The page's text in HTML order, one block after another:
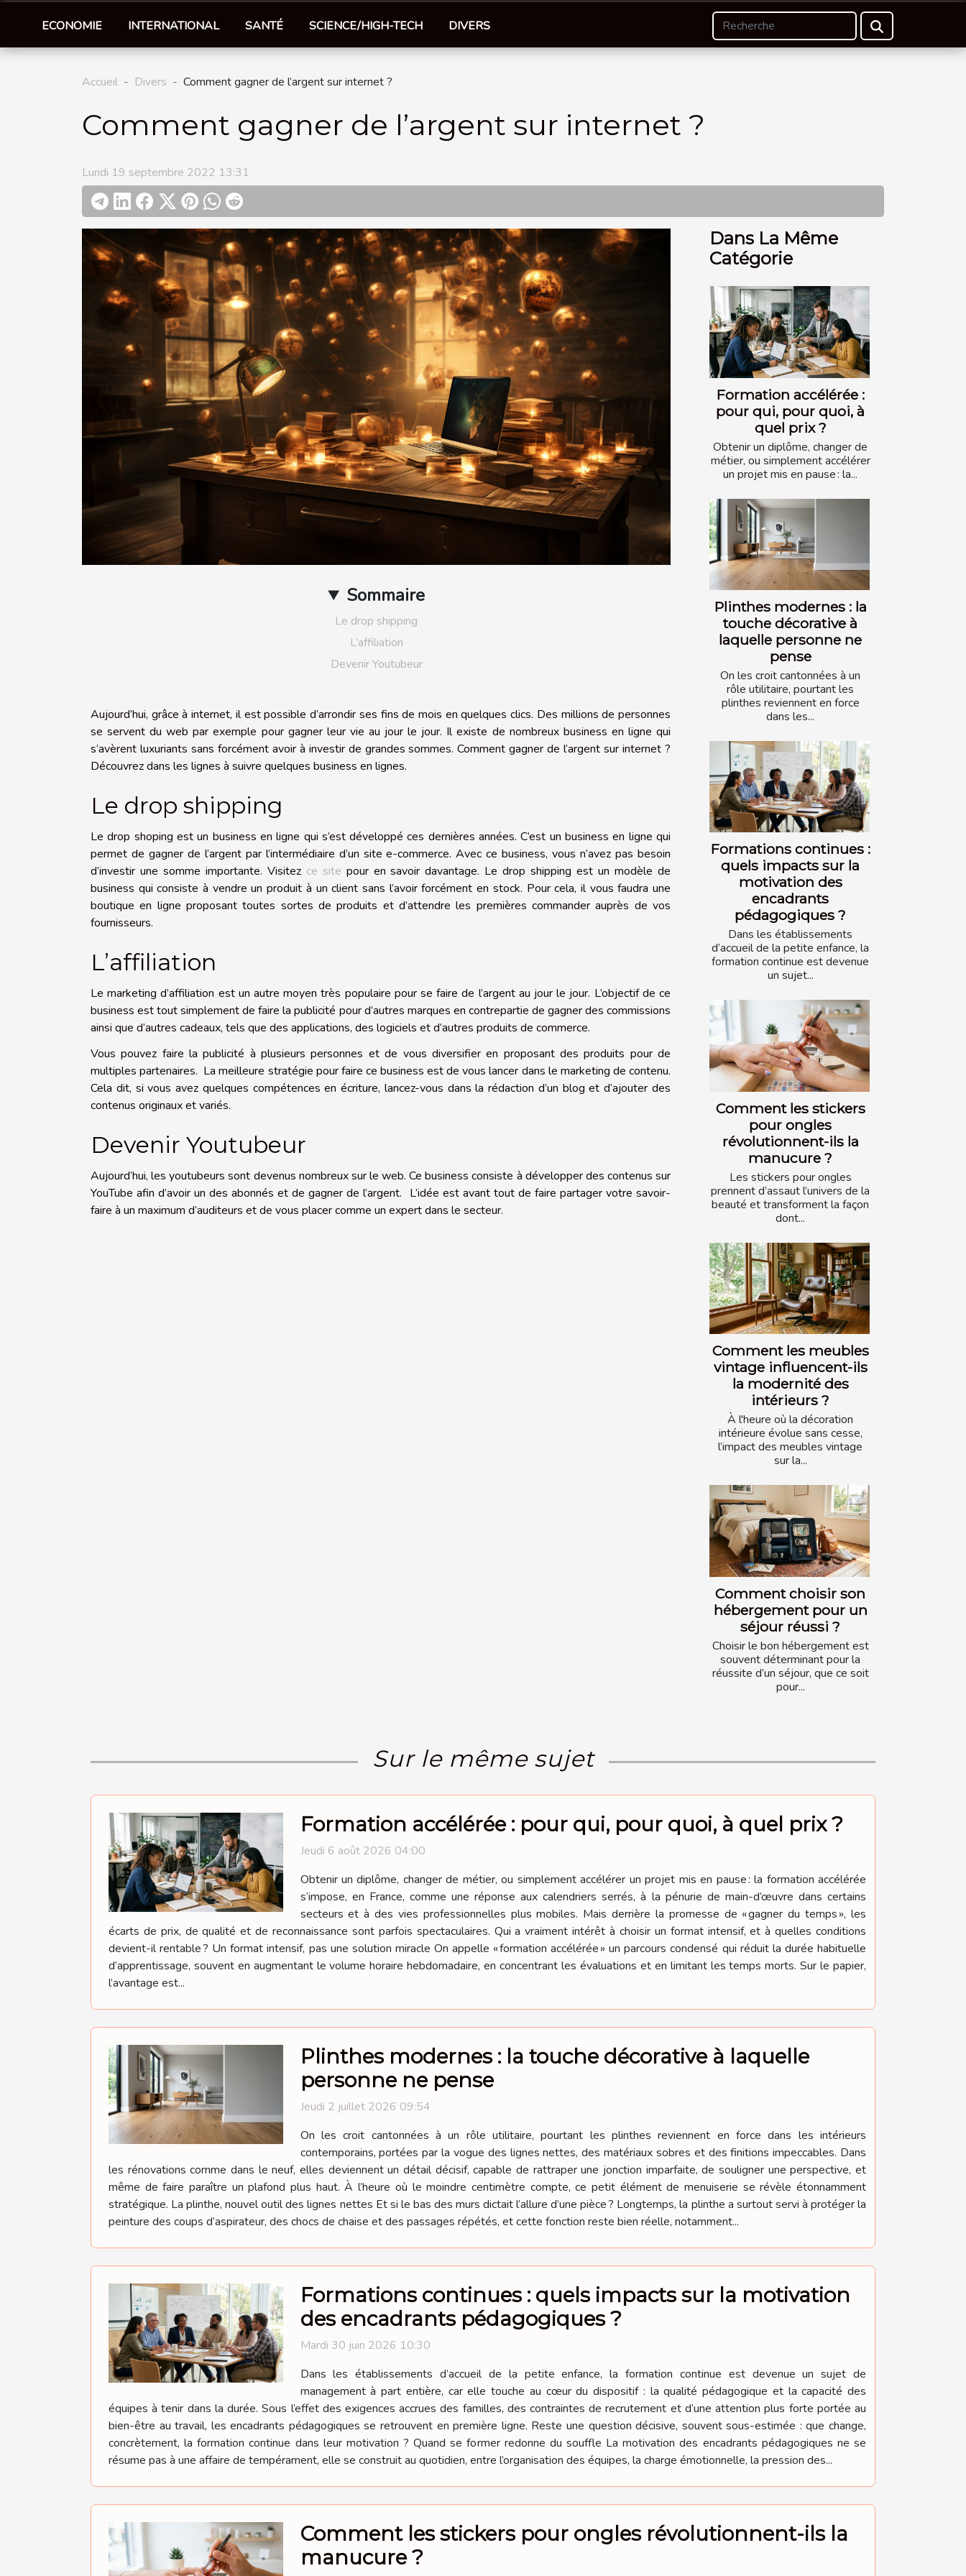
ECONOMIE INTERNATIONAL SANTÉ SCIENCE/HIGH-TECH DIVERS
Accueil Divers Comment gagner de l’argent sur internet ?
Comment gagner de l’argent sur internet ?
Lundi 19 septembre 2022 13:31
Sommaire
Le drop shipping
L’affiliation
Devenir Youtubeur
Aujourd’hui, grâce à internet, il est possible d’arrondir ses fins de mois en quelques clics. Des millions de personnes
se servent du web par exemple pour gagner leur vie au jour le jour. Il existe de nombreux business en ligne qui
s’avèrent luxuriants sans forcément avoir à investir de grandes sommes. Comment gagner de l’argent sur internet ?
Découvrez dans les lignes à suivre quelques business en lignes.
Le drop shipping
Le drop shoping est un business en ligne qui s’est développé ces dernières années. C’est un business en ligne qui
permet de gagner de l’argent par l’intermédiaire d’un site e-commerce. Avec ce business, vous n’avez pas besoin
d’investir une somme importante. Visitez ce site pour en savoir davantage. Le drop shipping est un modèle de
business qui consiste à vendre un produit à un client sans l’avoir forcément en stock. Pour cela, il vous faudra une
boutique en ligne proposant toutes sortes de produits et d’attendre les premières commander auprès de vos
fournisseurs.
L’affiliation
Le marketing d’affiliation est un autre moyen très populaire pour se faire de l’argent au jour le jour. L’objectif de ce
business est tout simplement de faire la publicité pour d’autres marques en contrepartie de gagner des commissions
ainsi que d’autres cadeaux, tels que des applications, des logiciels et d’autres produits de commerce.
Vous pouvez faire la publicité à plusieurs personnes et de vous diversifier en proposant des produits pour de
multiples partenaires. La meilleure stratégie pour faire ce business est de vous lancer dans le marketing de contenu.
Cela dit, si vous avez quelques compétences en écriture, lancez-vous dans la rédaction d’un blog et d’ajouter des
contenus originaux et variés.
Devenir Youtubeur
Aujourd’hui, les youtubeurs sont devenus nombreux sur le web. Ce business consiste à développer des contenus sur
YouTube afin d’avoir un des abonnés et de gagner de l’argent. L’idée est avant tout de faire partager votre savoir-
faire à un maximum d’auditeurs et de vous placer comme un expert dans le secteur.
Dans La Même
Catégorie
Formation accélérée :
pour qui, pour quoi, à
quel prix ?
Obtenir un diplôme, changer de
métier, ou simplement accélérer
un projet mis en pause : la...
Plinthes modernes : la
touche décorative à
laquelle personne ne
pense
On les croit cantonnées à un
rôle utilitaire, pourtant les
plinthes reviennent en force
dans les...
Formations continues :
quels impacts sur la
motivation des
encadrants
pédagogiques ?
Dans les établissements
d’accueil de la petite enfance, la
formation continue est devenue
un sujet...
Comment les stickers
pour ongles
révolutionnent-ils la
manucure ?
Les stickers pour ongles
prennent d’assaut l’univers de la
beauté et transforment la façon
dont...
Comment les meubles
vintage influencent-ils
la modernité des
intérieurs ?
À l'heure où la décoration
intérieure évolue sans cesse,
l’impact des meubles vintage
sur la...
Comment choisir son
hébergement pour un
séjour réussi ?
Choisir le bon hébergement est
souvent déterminant pour la
réussite d’un séjour, que ce soit
pour...
Sur le même sujet
Formation accélérée : pour qui, pour quoi, à quel prix ?
Jeudi 6 août 2026 04:00
Obtenir un diplôme, changer de métier, ou simplement accélérer un projet mis en pause : la formation accélérée
s’impose, en France, comme une réponse aux calendriers serrés, à la pénurie de main-d’œuvre dans certains
secteurs et à des vies professionnelles plus mobiles. Mais derrière la promesse de « gagner du temps », les
écarts de prix, de qualité et de reconnaissance sont parfois spectaculaires. Qui a vraiment intérêt à choisir un format intensif, et à quelles conditions
devient-il rentable ? Un format intensif, pas une solution miracle On appelle « formation accélérée » un parcours condensé qui réduit la durée habituelle
d’apprentissage, souvent en augmentant le volume horaire hebdomadaire, en concentrant les évaluations et en limitant les temps morts. Sur le papier,
l’avantage est...
Plinthes modernes : la touche décorative à laquelle
personne ne pense
Jeudi 2 juillet 2026 09:54
On les croit cantonnées à un rôle utilitaire, pourtant les plinthes reviennent en force dans les intérieurs
contemporains, portées par la vogue des lignes nettes, des matériaux sobres et des finitions impeccables. Dans
les rénovations comme dans le neuf, elles deviennent un détail décisif, capable de rattraper une jonction imparfaite, de souligner une perspective, et
même de faire paraître un plafond plus haut. À l’heure où le moindre centimètre compte, ce petit élément de menuiserie se révèle étonnamment
stratégique. La plinthe, nouvel outil des lignes nettes Et si le bas des murs dictait l’allure d’une pièce ? Longtemps, la plinthe a surtout servi à protéger la
peinture des coups d’aspirateur, des chocs de chaise et des passages répétés, et cette fonction reste bien réelle, notamment...
Formations continues : quels impacts sur la motivation
des encadrants pédagogiques ?
Mardi 30 juin 2026 10:30
Dans les établissements d’accueil de la petite enfance, la formation continue est devenue un sujet de
management à part entière, car elle touche au cœur du dispositif : la qualité pédagogique et la capacité des
équipes à tenir dans la durée. Sous l’effet des exigences accrues des familles, des contraintes de recrutement et d’une attention plus forte portée au
bien-être au travail, les encadrants pédagogiques se retrouvent en première ligne. Reste une question décisive, souvent sous-estimée : que change,
concrètement, la formation continue dans leur motivation ? Quand se former redonne du souffle La motivation des encadrants pédagogiques ne se
résume pas à une affaire de tempérament, elle se construit au quotidien, entre l’organisation des équipes, la charge émotionnelle, la pression des...
Comment les stickers pour ongles révolutionnent-ils la
manucure ?